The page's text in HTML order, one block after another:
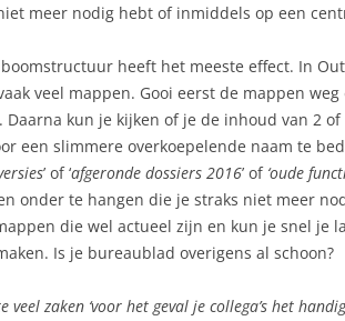
meer nodig hebt of inmiddels op een
heeft het meeste effect. In
veel mappen. Gooi eerst de mappen
Daarna kun je kijken of je de inhoud van 2
een slimmere overkoepelende naam te
’ of ‘afgeronde dossiers 2016’ of ‘oude
onder te hangen die je straks niet meer
die wel actueel zijn en kun je snel je
Is je bureaublad overigens al schoon?
veel zaken ‘voor het geval je collega’s het